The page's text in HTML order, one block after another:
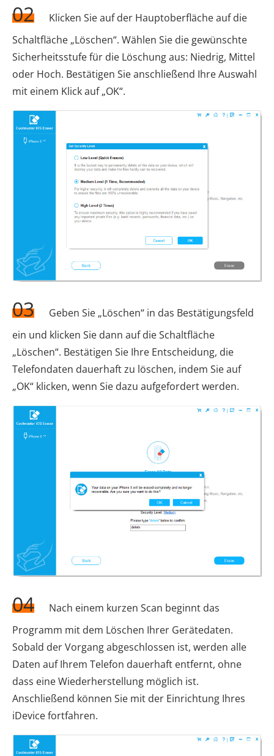
02
Klicken Sie auf der Hauptoberfläche auf die
Schaltfläche „Löschen“. Wählen Sie die gewünschte
Sicherheitsstufe für die Löschung aus: Niedrig, Mittel
oder Hoch. Bestätigen Sie anschließend Ihre Auswahl
mit einem Klick auf „OK“.
03
Geben Sie „Löschen“ in das Bestätigungsfeld
ein und klicken Sie dann auf die Schaltfläche
„Löschen“. Bestätigen Sie Ihre Entscheidung, die
Telefondaten dauerhaft zu löschen, indem Sie auf
„OK“ klicken, wenn Sie dazu aufgefordert werden.
04
Nach einem kurzen Scan beginnt das
Programm mit dem Löschen Ihrer Gerätedaten.
Sobald der Vorgang abgeschlossen ist, werden alle
Daten auf Ihrem Telefon dauerhaft entfernt, ohne
dass eine Wiederherstellung möglich ist.
Anschließend können Sie mit der Einrichtung Ihres
iDevice fortfahren.